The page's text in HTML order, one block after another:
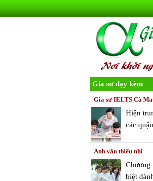
Gia sư dạy kèm
Gia sư IELTS Cà
Hiện
các
Anh văn thiếu nhi
Chương
biệt